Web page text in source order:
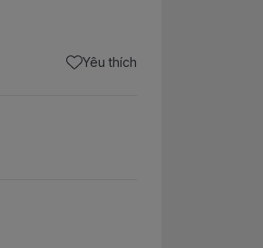
Yêu thích